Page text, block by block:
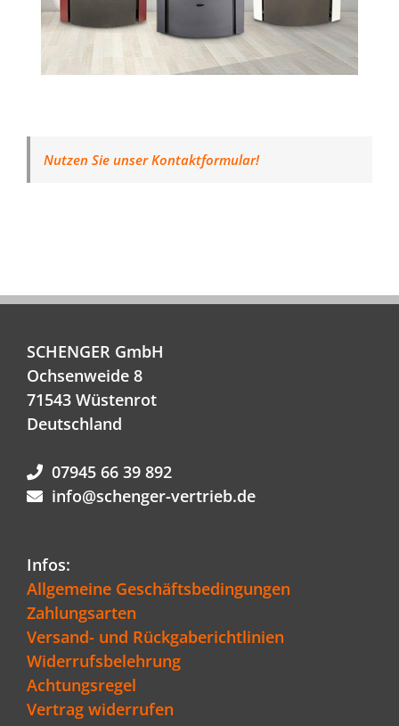
Nutzen Sie unser Kontaktformular!
SCHENGER GmbH
Ochsenweide 8
71543 Wüstenrot
Deutschland
07945 66 39 892
info@schenger-vertrieb.de
Infos:
Allgemeine Geschäftsbedingungen
Zahlungsarten
Versand- und Rückgaberichtlinien
Widerrufsbelehrung
Achtungsregel
Vertrag widerrufen